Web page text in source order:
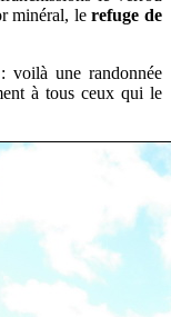
minéral, lerefuge de
voilà une randonnée
à tous ceux qui le